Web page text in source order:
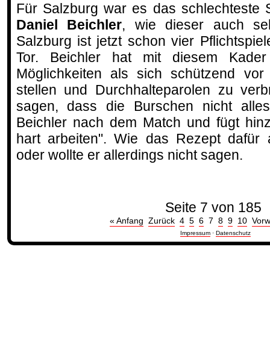
Für Salzburg war es das schlechteste
Daniel Beichler, wie dieser auch
Salzburg ist jetzt schon vier
Tor. Beichler hat mit diesem
Möglichkeiten als sich schützend
stellen und Durchhalteparolen zu
sagen, dass die Burschen nicht
Beichler nach dem Match und fügt
hart arbeiten". Wie das Rezept dafür
oder wollte er allerdings nicht sagen.
Seite 7 von 185
« Anfang Zurück 4 5 6 7 8 9 10
Impressum · Datenschutz